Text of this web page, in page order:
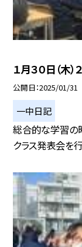
１月３０日（
公開日 2025/01/31
一中日記
総合的な学習の
クラス発表会を